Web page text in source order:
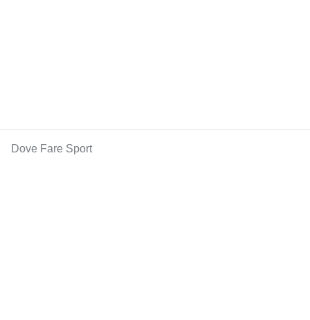
Dove Fare Sport